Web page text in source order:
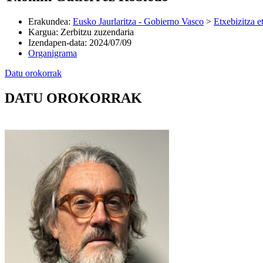
Erakundea: Eusko Jaurlaritza - Gobierno Vasco > Etxebizitza
Kargua: Zerbitzu zuzendaria
Izendapen-data: 2024/07/09
Organigrama
Datu orokorrak
DATU OROKORRAK